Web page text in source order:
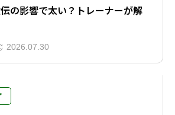
の影響で太い？トレーナーが解
2026.07.30